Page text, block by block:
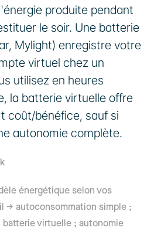
produite pendant
le soir. Une batterie
Mylight) enregistre votre
virtuel chez un
utilisez en heures
la batterie virtuelle offre
coût/bénéfice, sauf si
autonomie complète.
énergétique selon vos
→ autoconsommation simple ;
virtuelle ; autonomie